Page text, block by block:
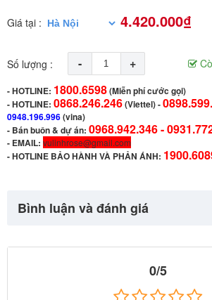
Giá tại : 4.420.000₫
Số lượng : - +
-HOTLINE: 1800.6598(Miễn phí cước gọi)
- HOTLINE: 0868.246.246(Viettel)-
0948.196.996(vina)
- Bán buôn & dự án: 0968.942.346 -
- EMAIL: vulinhrose@gmail.com
-HOTLINE BẢO HÀNH VÀ PHẢN ÁNH:
Bình luận và đánh giá
0/5